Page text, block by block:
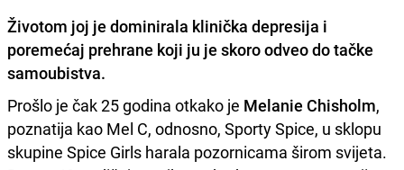
Životom joj je dominirala klinička depresija i
poremećaj prehrane koji ju je skoro odveo do tačke
samoubistva.
Prošlo je čak 25 godina otkako je Melanie Chisholm,
poznatija kao Mel C, odnosno, Sporty Spice, u sklopu
skupine Spice Girls harala pozornicama širom svijeta.